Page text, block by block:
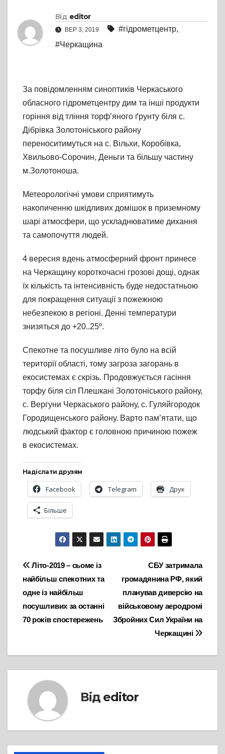
Від editor
ВЕР 3, 2019 #гідрометцентр,
#Черкащина
За повідомленням синоптиків Черкаського
обласного гідрометцентру дим та інші продукти
горіння від тління торф’яного ґрунту біля с.
Дібрівка Золотоніського району
переноситимуться на с. Вільхи, Коробівка,
Хвильово-Сорочин, Деньги та більшу частину
м.Золотоноша.
Метеорологічні умови сприятимуть
накопиченню шкідливих домішок в приземному
шарі атмосфери, що ускладнюватиме дихання
та самопочуття людей.
4 вересня вдень атмосферний фронт принесе
на Черкащину короткочасні грозові дощі, однак
їх кількість та інтенсивність буде недостатньою
для покращення ситуації з пожежною
небезпекою в регіоні. Денні температури
знизяться до +20..25º.
Спекотне та посушливе літо було на всій
території області, тому загроза загорань в
екосистемах є скрізь. Продовжується гасіння
торфу біля сіл Плешкані Золотоніського району,
с. Вергуни Черкаського району, с. Гуляйгородок
Городищенського району. Варто пам’ятати, що
людський фактор є головною причиною пожеж
в екосистемах.
Надіслати друзям
Facebook Telegram Друк
Більше
Навігація
записів
СБУ затримала
громадянина РФ, який
планував диверсію на
військовому аеродромі
Збройних Сил України на
Черкащині
Літо-2019 – сьоме із
найбільш спекотних та
одне із найбільш
посушливих за останні
70 років спостережень
Від editor